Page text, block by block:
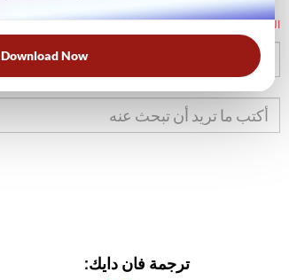
Download Now
الرئيسية
ترجمة فان دايك: